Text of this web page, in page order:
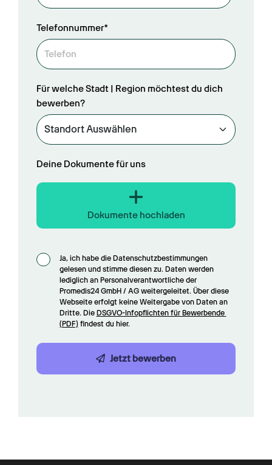
Telefonnummer*
Für welche Stadt | Region möchtest du dich
bewerben?
Deine Dokumente für uns
Dokumente hochladen
Ja, ich habe die Datenschutzbestimmungen
gelesen und stimme diesen zu. Daten werden
lediglich an Personalverantwortliche der
Promedis24 GmbH / AG weitergeleitet. Über diese
Webseite erfolgt keine Weitergabe von Daten an
Dritte. Die DSGVO-Infopflichten für Bewerbende
(PDF) findest du hier.
Jetzt bewerben